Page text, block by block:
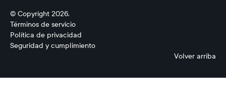
© Copyright 2026.
Términos de servicio
Política de privacidad
Seguridad y cumplimiento
Volver arriba